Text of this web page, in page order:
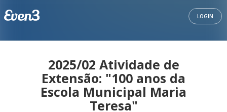
LOGIN
2025/02 Atividade de
Extensão: "100 anos da
Escola Municipal Maria
Teresa"